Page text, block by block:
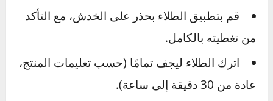
لإزالة الأوساخ والغبار. ثم جففها باستخدام قطعة
الطلاء الجديد دون شوائب.